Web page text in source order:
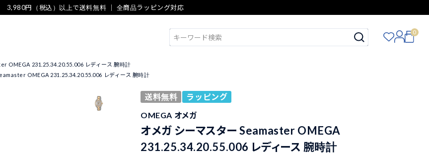
3,980円（税込）以上で送料無料 ｜ 全商品ラッピング対応
0
OMEGA 231.25.34.20.55.006 レディース 腕時計
OMEGA 231.25.34.20.55.006 レディース 腕時計
送料無料
ラッピング
OMEGA オメガ
オメガ シーマスター Seamaster OMEGA
231.25.34.20.55.006 レディース 腕時計